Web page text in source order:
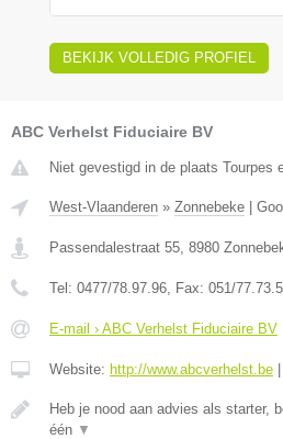
BEKIJK VOLLEDIG PROFIEL
ABC Verhelst Fiduciaire BV
Niet gevestigd in de plaats Tourpes
West-Vlaanderen » Zonnebeke
Passendalestraat 55 8980
Tel: 0477/78.97.96 , Fax: 051/
E-mail › ABC Verhelst Fiduciaire BV
Website: http://www.abcverhelst.be
Heb je nood aan advies als starter,
één ▼